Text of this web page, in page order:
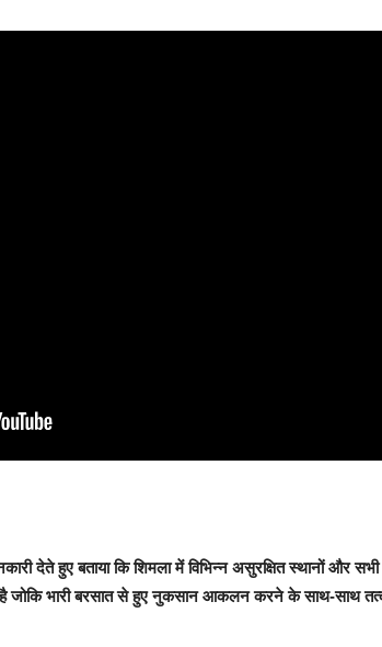
देते हुए बताया कि शिमला में विभिन्न असुरक्षित स्थानों और
है जोकि भारी बरसात से हुए नुकसान आकलन करने के साथ-साथ